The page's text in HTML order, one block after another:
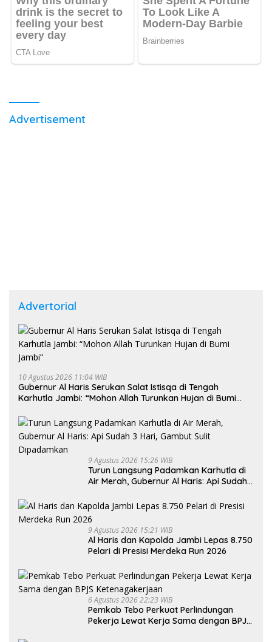
Advertisement
Advertorial
10 Agustus 2026 11:04 WIB
Gubernur Al Haris Serukan Salat Istisqa di Tengah
Karhutla Jambi: “Mohon Allah Turunkan Hujan di Bumi
9 Agustus 2026 15:26 WIB
Turun Langsung Padamkan Karhutla di
Air Merah, Gubernur Al Haris: Api Sudah
9 Agustus 2026 15:21 WIB
Al Haris dan Kapolda Jambi Lepas 8.750
Pelari di Presisi Merdeka Run 2026
6 Agustus 2026 22:23 WIB
Pemkab Tebo Perkuat Perlindungan
Pekerja Lewat Kerja Sama dengan BPJS